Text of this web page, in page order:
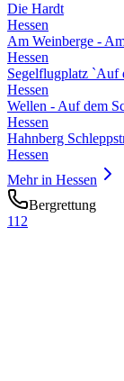
Die Hardt
Hessen
Am Weinberge -
Hessen
Segelflugplatz `Auf
Hessen
Wellen - Auf dem
Hessen
Hahnberg
Hessen
Mehr in Hessen
Bergrettung
112